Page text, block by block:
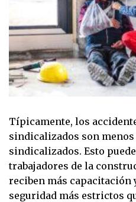
Típicamente, los
sindicalizados son menos
sindicalizados. Esto
trabajadores de la
reciben más capacitación
seguridad más estrictos